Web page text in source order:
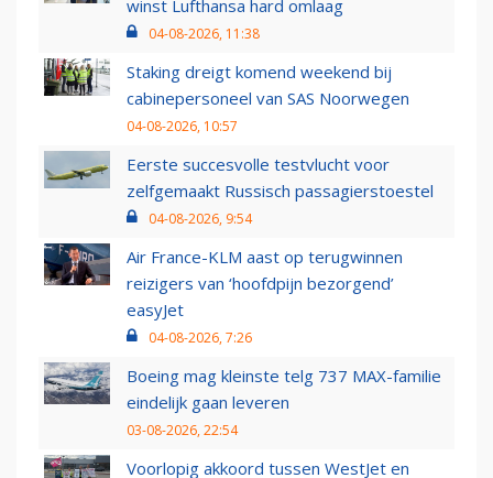
winst Lufthansa hard omlaag
04-08-2026, 11:38
Staking dreigt komend weekend bij
cabinepersoneel van SAS Noorwegen
04-08-2026, 10:57
Eerste succesvolle testvlucht voor
zelfgemaakt Russisch passagierstoestel
04-08-2026, 9:54
Air France-KLM aast op terugwinnen
reizigers van ‘hoofdpijn bezorgend’
easyJet
04-08-2026, 7:26
Boeing mag kleinste telg 737 MAX-familie
eindelijk gaan leveren
03-08-2026, 22:54
Voorlopig akkoord tussen WestJet en